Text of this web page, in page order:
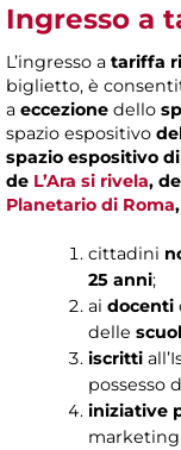
Ingresso a
L’ingresso a tariffa
biglietto, è
a eccezione dello
spazio espositivo
spazio espositivo
de L’Ara si rivela,
Planetario di Roma,
cittadini
25 anni;
ai docenti
delle
iscritti
possesso
iniziative